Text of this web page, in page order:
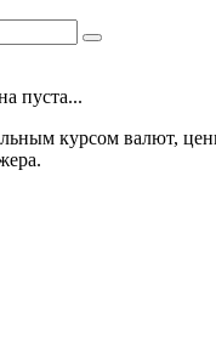
пуста...
курсом валют,